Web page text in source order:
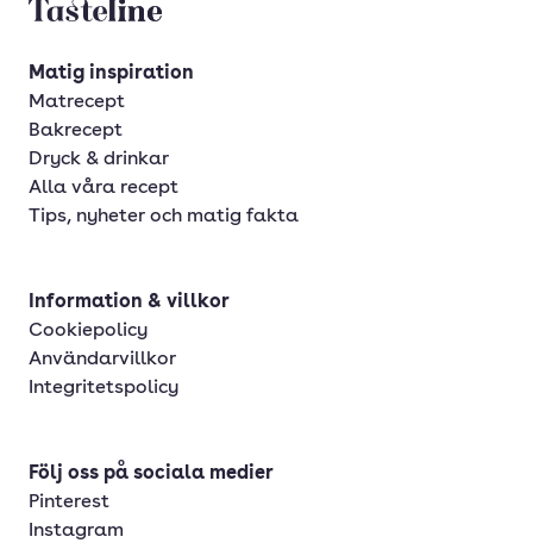
Tasteline startsida
Matig inspiration
Matrecept
Bakrecept
Dryck & drinkar
Alla våra recept
Tips, nyheter och matig fakta
Information & villkor
Cookiepolicy
Användarvillkor
Integritetspolicy
Följ oss på sociala medier
Pinterest
Instagram